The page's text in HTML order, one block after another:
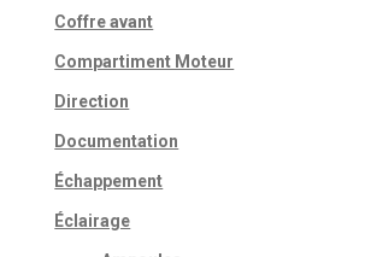
Coffre avant
Compartiment Moteur
Direction
Documentation
Échappement
Éclairage